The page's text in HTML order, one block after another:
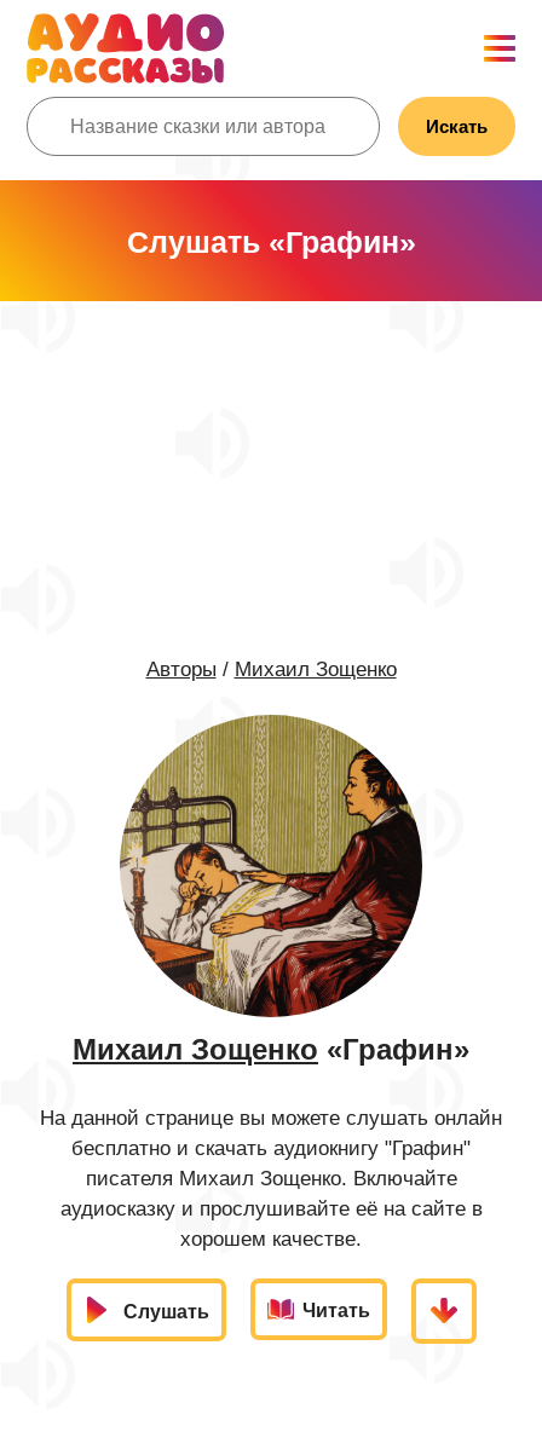
Искать
Слушать «Графин»
Авторы / Михаил Зощенко
Михаил Зощенко «Графин»
На данной странице вы можете слушать онлайн
бесплатно и скачать аудиокнигу "Графин"
писателя Михаил Зощенко. Включайте
аудиосказку и прослушивайте её на сайте в
хорошем качестве.
Слушать Читать